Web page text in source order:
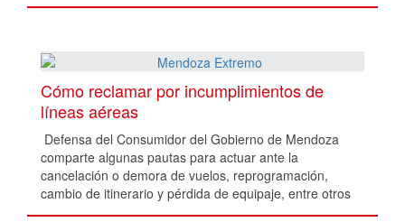
Cómo reclamar por incumplimientos de
líneas aéreas
Defensa del Consumidor del Gobierno de Mendoza
comparte algunas pautas para actuar ante la
cancelación o demora de vuelos, reprogramación,
cambio de itinerario y pérdida de equipaje, entre otros
inconvenientes.